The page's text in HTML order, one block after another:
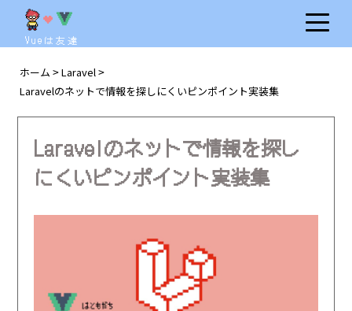
Vueは友達
ホーム > Laravel >
Laravelのネットで情報を探しにくいピンポイント実装集
Laravelのネットで情報を探し
にくいピンポイント実装集